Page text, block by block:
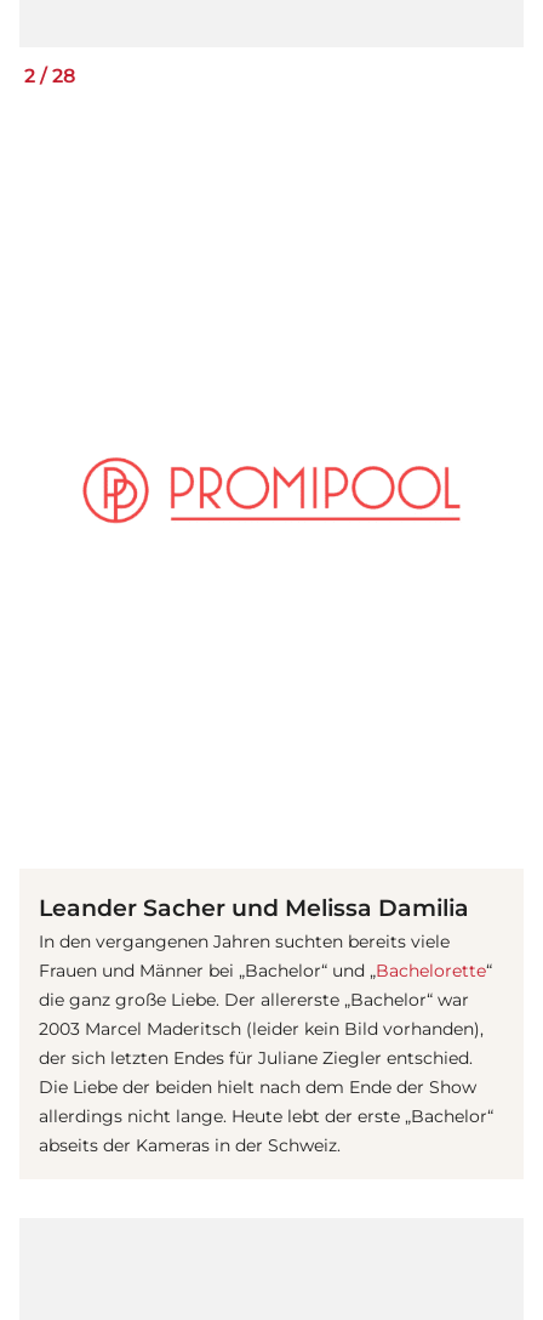
2 /28
Leander Sacher und Melissa Damilia
In den vergangenen Jahren suchten bereits viele
Frauen und Männer bei „Bachelor“ und „Bachelorette“
die ganz große Liebe. Der allererste „Bachelor“ war
2003 Marcel Maderitsch (leider kein Bild vorhanden),
der sich letzten Endes für Juliane Ziegler entschied.
Die Liebe der beiden hielt nach dem Ende der Show
allerdings nicht lange. Heute lebt der erste „Bachelor“
abseits der Kameras in der Schweiz.